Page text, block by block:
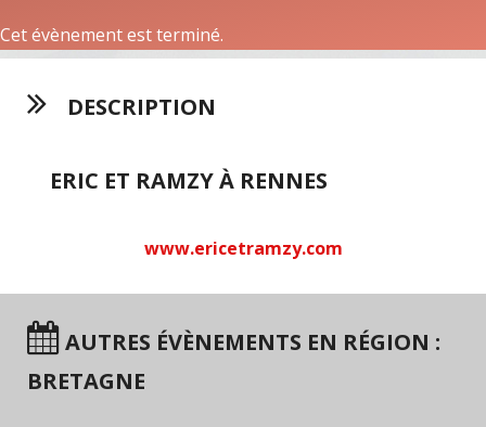
Cet évènement est terminé.
DESCRIPTION
ERIC ET RAMZY À RENNES
www.ericetramzy.com
AUTRES ÉVÈNEMENTS EN RÉGION :
BRETAGNE